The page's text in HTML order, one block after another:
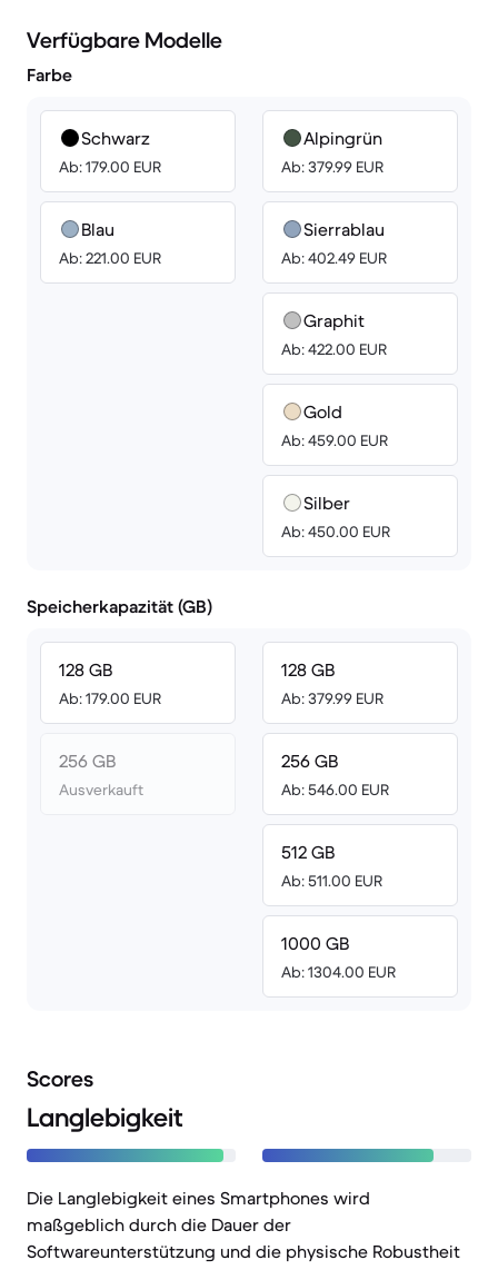
Verfügbare Modelle
Farbe
Schwarz
Ab: 179.00 EUR
Blau
Ab: 221.00 EUR
Alpingrün
Ab: 379.99 EUR
Sierrablau
Ab: 402.49 EUR
Graphit
Ab: 422.00 EUR
Gold
Ab: 459.00 EUR
Silber
Ab: 450.00 EUR
Speicherkapazität (GB)
128 GB
Ab: 179.00 EUR
256 GB
Ausverkauft
128 GB
Ab: 379.99 EUR
256 GB
Ab: 546.00 EUR
512 GB
Ab: 511.00 EUR
1000 GB
Ab: 1304.00 EUR
Scores
Langlebigkeit
Die Langlebigkeit eines Smartphones wird
maßgeblich durch die Dauer der
Softwareunterstützung und die physische Robustheit